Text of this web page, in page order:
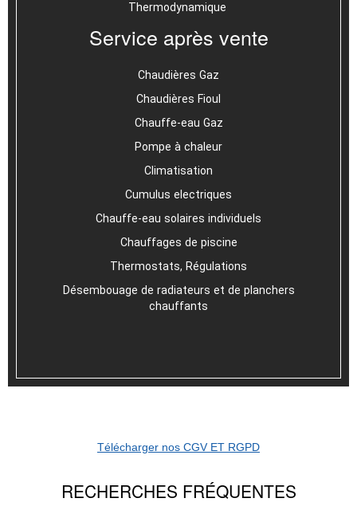
Thermodynamique
Service après vente
Chaudières Gaz
Chaudières Fioul
Chauffe-eau Gaz
Pompe à chaleur
Climatisation
Cumulus electriques
Chauffe-eau solaires individuels
Chauffages de piscine
Thermostats, Régulations
Désembouage de radiateurs et de planchers
chauffants
Télécharger nos CGV ET RGPD
RECHERCHES FRÉQUENTES